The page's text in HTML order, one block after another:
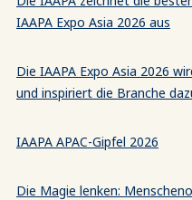
IAAPA Expo Asia 2026 aus
Die IAAPA Expo Asia 2026
und inspiriert die Branche
IAAPA APAC-Gipfel 2026
Die Magie lenken: